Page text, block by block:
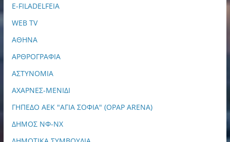
E-FILADELFEIA
WEB TV
ΑΘΗΝΑ
ΑΡΘΡΟΓΡΑΦΙΑ
ΑΣΤΥΝΟΜΙΑ
ΑΧΑΡΝΕΣ-ΜΕΝΙΔΙ
ΓΗΠΕΔΟ ΑΕΚ "ΑΓΙΑ ΣΟΦΙΑ" (OPAP ARENA)
ΔΗΜΟΣ ΝΦ-ΝΧ